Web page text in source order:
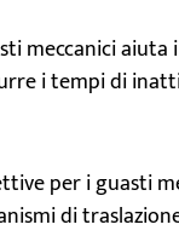
meccanici aiuta
i tempi di
per i guasti
di